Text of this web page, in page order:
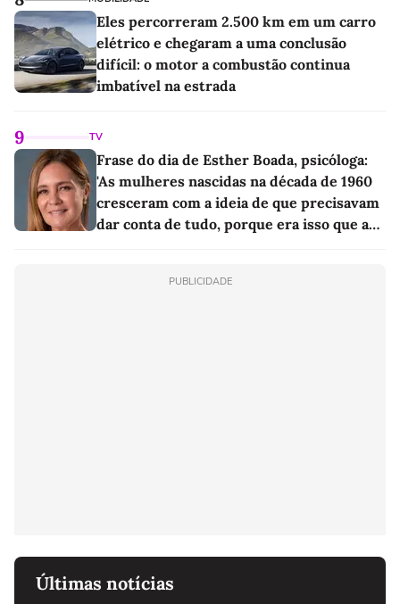
Eles percorreram 2.500 km em um carro
elétrico e chegaram a uma conclusão
difícil: o motor a combustão continua
imbatível na estrada
9 TV
Frase do dia de Esther Boada, psicóloga:
'As mulheres nascidas na década de 1960
cresceram com a ideia de que precisavam
dar conta de tudo, porque era isso que a
PUBLICIDADE
Últimas notícias